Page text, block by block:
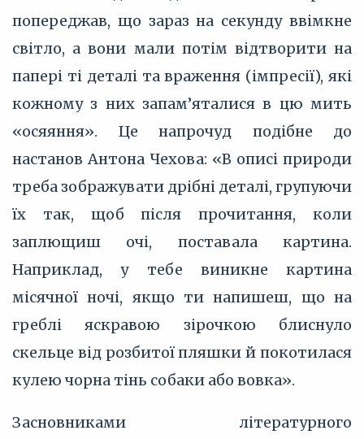
попереджав, що зараз на секунду ввімкне
світло, а вони мали потім відтворити на
папері ті деталі та враження (імпресії), які
кожному з них запам’яталися в цю мить
«осяяння». Це напрочуд подібне до
настанов Антона Чехова: «В описі природи
треба зображувати дрібні деталі, групуючи
їх так, щоб після прочитання, коли
заплющиш очі, поставала картина.
Наприклад, у тебе виникне картина
місячної ночі, якщо ти напишеш, що на
греблі яскравою зірочкою блиснуло
скельце від розбитої пляшки й покотилася
кулею чорна тінь собаки або вовка».
Засновниками літературного